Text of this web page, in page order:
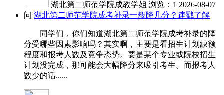
湖北第二师范学院成教学姐 浏览：1 2026-08-07
问 湖北第二师范学院成考补录一般降几分？速戳了解
同学们，你们知道湖北第二师范学院成考补录的降
分受哪些因素影响吗？其实啊，主要是看招生计划缺额
程度和报考人数及竞争态势。要是某个专业或院校招生
计划没完成，那可能会大幅降分来吸引考生。而报考人
数少的话......